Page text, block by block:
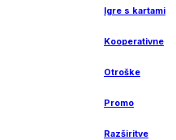
Igre s kartami
Kooperativne
Otroške
Promo
Razširitve